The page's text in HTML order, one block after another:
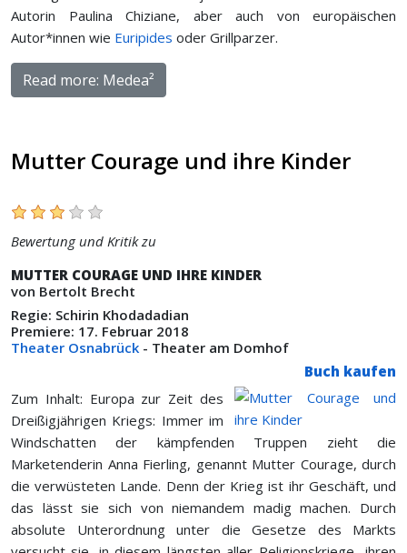
Autorin Paulina Chiziane, aber auch von europäischen
Autor*innen wie Euripides oder Grillparzer.
Read more: Medea²
Mutter Courage und ihre Kinder
Bewertung und Kritik zu
MUTTER COURAGE UND IHRE KINDER
von Bertolt Brecht
Regie: Schirin Khodadadian
Premiere: 17. Februar 2018
Theater Osnabrück - Theater am Domhof
Buch kaufen
Zum Inhalt: Europa zur Zeit des
Dreißigjährigen Kriegs: Immer im
Windschatten der kämpfenden Truppen zieht die
Marketenderin Anna Fierling, genannt Mutter Courage, durch
die verwüsteten Lande. Denn der Krieg ist ihr Geschäft, und
das lässt sie sich von niemandem madig machen. Durch
absolute Unterordnung unter die Gesetze des Markts